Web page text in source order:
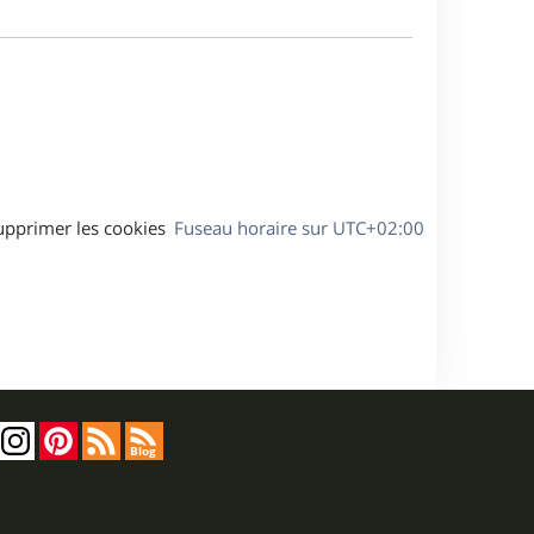
Fuseau horaire sur UTC+02:00
les cookies